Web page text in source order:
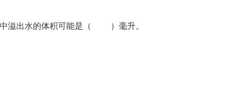
槽中溢出水的体积可能是（ ）毫升。